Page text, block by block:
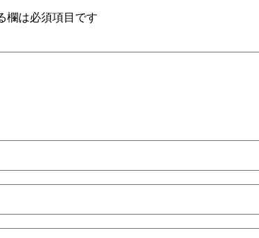
欄は必須項目です